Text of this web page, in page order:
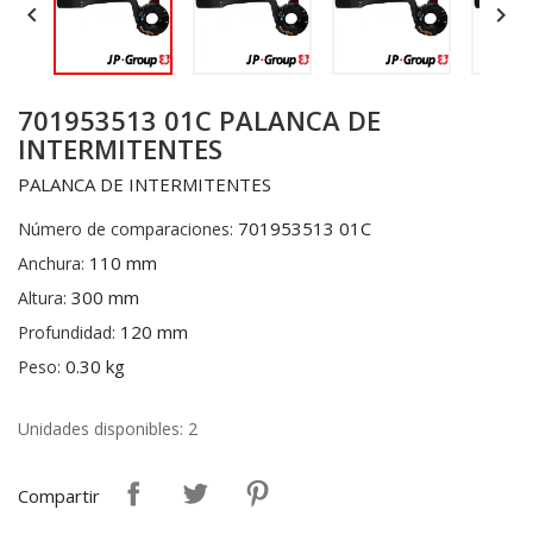
 
701953513 01C PALANCA DE
INTERMITENTES
PALANCA DE INTERMITENTES
Número de comparaciones: 701953513 01C
Anchura: 110 mm
Altura: 300 mm
Profundidad: 120 mm
Peso: 0.30 kg
Unidades disponibles: 2
Compartir